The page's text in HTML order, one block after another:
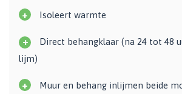
+ Isoleert warmte
+
Direct behangklaar (na 24 tot 48
lijm)
+ Muur en behang inlijmen beide